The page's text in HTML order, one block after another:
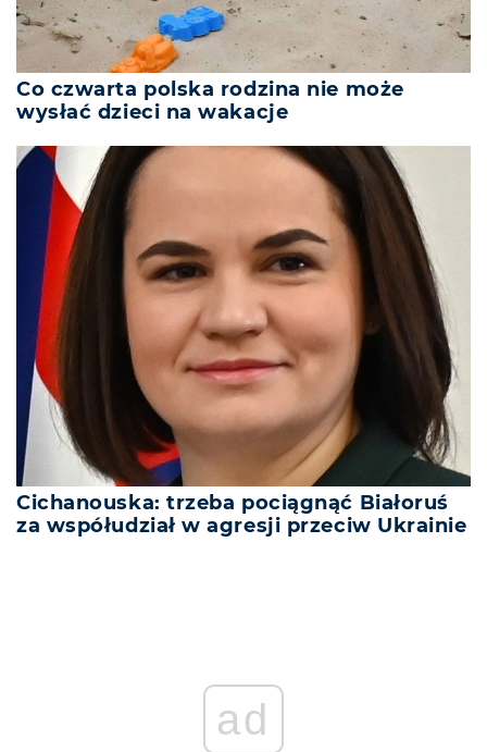
Co czwarta polska rodzina nie może
wysłać dzieci na wakacje
Cichanouska: trzeba pociągnąć Białoruś
za współudział w agresji przeciw Ukrainie
ad